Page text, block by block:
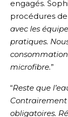
engagés.
procédures
avec les
pratiques.
microfibre.”
“Reste que
Contrairement
obligatoires.